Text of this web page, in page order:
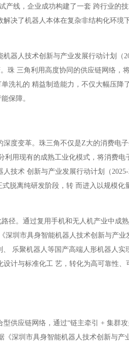
线，企业成功构建了一套 跨行业的技
决了机器人本体在复杂非结构化环境
器人技术创新与产业发展行动计划（
珠 三角利用高度协同的供应链网络，
洗礼的 精益制造能力，不仅大幅压降
保障。
度变革。珠三角不仅是Z大的消费电
用现有的成熟工业化模式，将消费电
技术 创新与产业发展行动计划（2025-
脱离纯研发阶段，转 而进入以规模化
径。通过复用手机和无人机产业中成
圳市具身智能机器人技术创新与产业
、 乐聚机器人等国产高端人形机器人实
计与标准化工 艺，转化为高可靠性、
供应链网络，通过“链主牵引 + 集群
深圳市具身智能机器人技术创新与产